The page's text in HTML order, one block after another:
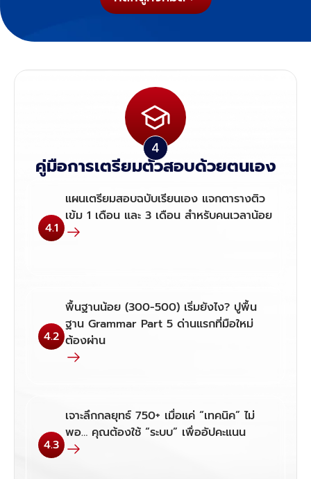
คู่มือการเตรียมตัวสอบด้วยตนเอง
4.1
แผนเตรียมสอบฉบับเรียนเอง แจกตารางติว
เข้ม 1 เดือน และ 3 เดือน สำหรับคนเวลาน้อย
4.2
พื้นฐานน้อย (300-500) เริ่มยังไง? ปูพื้น
ฐาน Grammar Part 5 ด่านแรกที่มือใหม่
ต้องผ่าน
4.3
เจาะลึกกลยุทธ์ 750+ เมื่อแค่ “เทคนิค” ไม่
พอ… คุณต้องใช้ “ระบบ” เพื่ออัปคะแนน